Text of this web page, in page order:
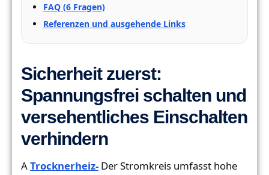
FAQ (6 Fragen)
Referenzen und ausgehende Links
Sicherheit zuerst:
Spannungsfrei schalten und
versehentliches Einschalten
verhindern
ATrocknerheiz- Der Stromkreis umfasst hohe